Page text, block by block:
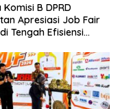
Komisi B DPRD
Apresiasi Job Fair
Tengah Efisiensi